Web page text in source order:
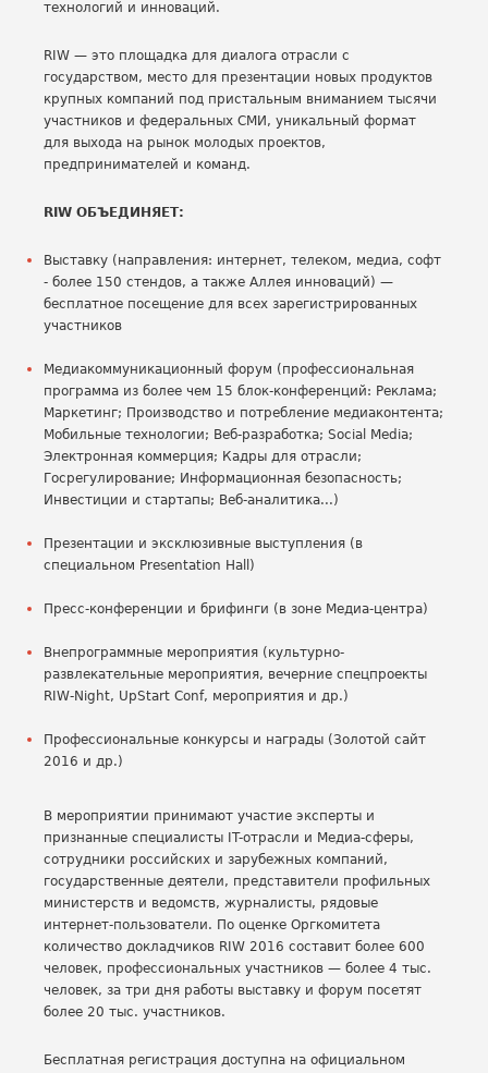
технологий и инноваций.
RIW — это площадка для диалога отрасли с
государством, место для презентации новых продуктов
крупных компаний под пристальным вниманием тысячи
участников и федеральных СМИ, уникальный формат
для выхода на рынок молодых проектов,
предпринимателей и команд.
RIW ОБЪЕДИНЯЕТ:
Выставку (направления: интернет, телеком, медиа, софт
- более 150 стендов, а также Аллея инноваций) —
бесплатное посещение для всех зарегистрированных
участников
Медиакоммуникационный форум (профессиональная
программа из более чем 15 блок-конференций: Реклама;
Маркетинг; Производство и потребление медиаконтента;
Мобильные технологии; Веб-разработка; Social Media;
Электронная коммерция; Кадры для отрасли;
Госрегулирование; Информационная безопасность;
Инвестиции и стартапы; Веб-аналитика...)
Презентации и эксклюзивные выступления (в
специальном Presentation Hall)
Пресс-конференции и брифинги (в зоне Медиа-центра)
Внепрограммные мероприятия (культурно-
развлекательные мероприятия, вечерние спецпроекты
RIW-Night, UpStart Conf, мероприятия и др.)
Профессиональные конкурсы и награды (Золотой сайт
2016 и др.)
В мероприятии принимают участие эксперты и
признанные специалисты IT-отрасли и Медиа-сферы,
сотрудники российских и зарубежных компаний,
государственные деятели, представители профильных
министерств и ведомств, журналисты, рядовые
интернет-пользователи. По оценке Оргкомитета
количество докладчиков RIW 2016 составит более 600
человек, профессиональных участников — более 4 тыс.
человек, за три дня работы выставку и форум посетят
более 20 тыс. участников.
Бесплатная регистрация доступна на официальном